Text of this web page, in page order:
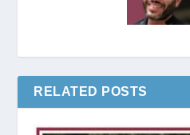
RELATED POSTS